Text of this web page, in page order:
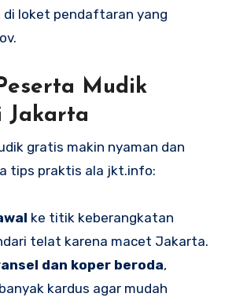
di loket pendaftaran yang
Mudik
Jakarta
gratis makin nyaman dan
tips praktis ala jkt.info:
ke titik keberangkatan
telat karena macet Jakarta.
dan koper beroda,
kardus agar mudah